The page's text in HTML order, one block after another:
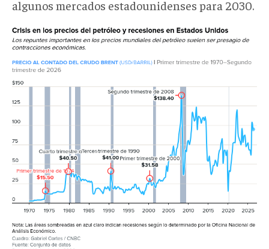
algunos mercados estadounidenses para 2030.
Recesiones
vs
aumentos
petróleo.png